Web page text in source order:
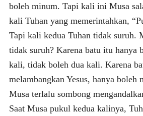
boleh minum. Tapi kali ini Musa
kali Tuhan yang memerintahkan,
Tapi kali kedua Tuhan tidak suruh.
tidak suruh? Karena batu itu hanya
kali, tidak boleh dua kali. Karena
melambangkan Yesus, hanya boleh
Musa terlalu sombong
Saat Musa pukul kedua kalinya,